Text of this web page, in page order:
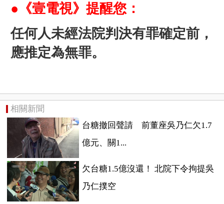
●《壹電視》提醒您：
任何人未經法院判決有罪確定前，
應推定為無罪。
相關新聞
台糖撤回聲請 前董座吳乃仁欠1.7
億元、關1...
欠台糖1.5億沒還！ 北院下令拘提吳
乃仁撲空